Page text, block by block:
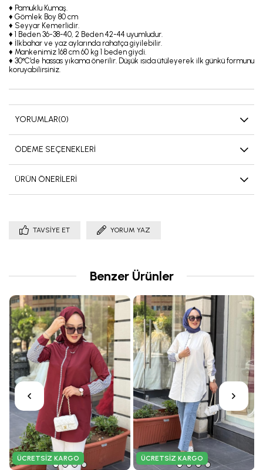
♦ Pamuklu Kumaş.
♦ Gömlek Boy 80 cm
♦ Seyyar Kemerlidir.
♦ 1 Beden 36-38-40, 2 Beden 42-44 uyumludur.
♦ İlkbahar ve yaz aylarında rahatça giyilebilir.
♦ Mankenimiz 168 cm 60 kg 1 beden giydi.
♦ 30°C’de hassas yıkama önerilir. Düşük ısıda ütüleyerek ilk günkü formunu
koruyabilirsiniz.
YORUMLAR(0)
ÖDEME SEÇENEKLERI
ÜRÜN ÖNERILERI
TAVSIYE ET YORUM YAZ
Benzer Ürünler
ÜCRETSIZ KARGO ÜCRETSIZ KARGO